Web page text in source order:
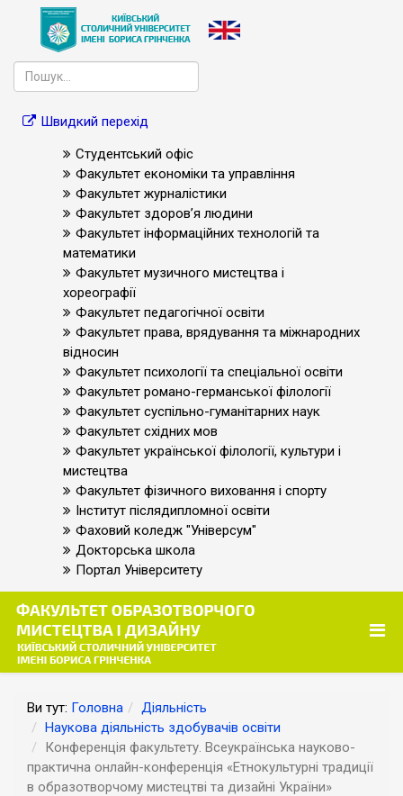
Швидкий перехід
Студентський офіс
Факультет економіки та управління
Факультет журналістики
Факультет здоров’я людини
Факультет інформаційних технологій та
математики
Факультет музичного мистецтва і
хореографії
Факультет педагогічної освіти
Факультет права, врядування та міжнародних
відносин
Факультет психології та спеціальної освіти
Факультет романо-германської філології
Факультет суспільно-гуманітарних наук
Факультет східних мов
Факультет української філології, культури і
мистецтва
Факультет фізичного виховання і спорту
Інститут післядипломної освіти
Фаховий коледж "Універсум"
Докторська школа
Портал Університету
Ви тут: Головна
Діяльність
Наукова діяльність здобувачів освіти
Конференція факультету. Всеукраїнська науково-
практична онлайн-конференція «Етнокультурні традиції
в образотворчому мистецтві та дизайні України»